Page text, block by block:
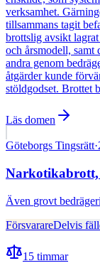
verksamhet.
tillsammans tagit
brottslig avsikt
och årsmodell, samt
andra genom
åtgärder kunde
stöldgodset. Brottet
Läs domen
Göteborgs Tingsrätt·
Narkotikabrott,
Även grovt
FörsvarareDelvis
15 timmar